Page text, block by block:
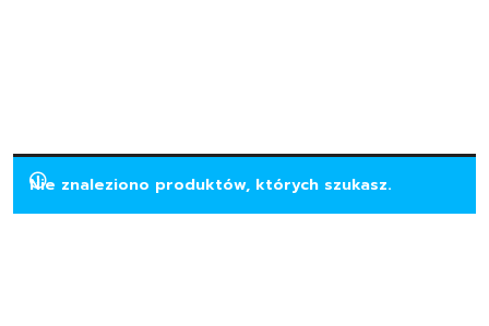
Nie znaleziono produktów, których szukasz.